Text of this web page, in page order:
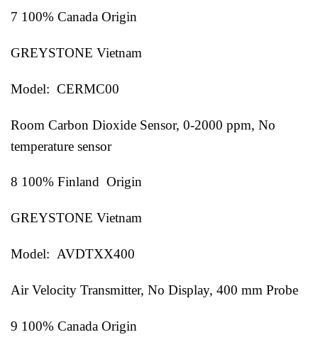
7 100% Canada Origin
GREYSTONE Vietnam
Model: CERMC00
Room Carbon Dioxide Sensor, 0-2000 ppm, No
temperature sensor
8 100% Finland Origin
GREYSTONE Vietnam
Model: AVDTXX400
Air Velocity Transmitter, No Display, 400 mm Probe
9 100% Canada Origin